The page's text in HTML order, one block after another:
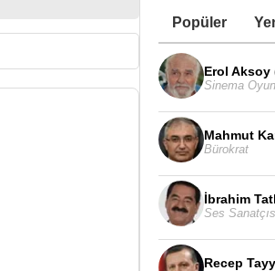
Popüler
Erol Aksoy
Sinema
Mahmut
Bürokrat
İbrahim
Ses
Recep